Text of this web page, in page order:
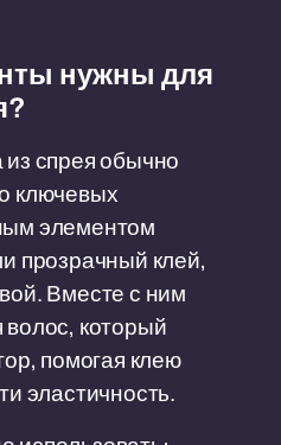
нужны для
спрея обычно
ключевых
элементом
прозрачный клей,
Вместе с ним
который
помогая клею
эластичность.